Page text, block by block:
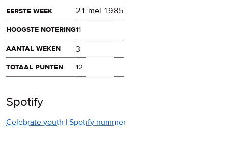
eerste week
21 mei 1985
hoogste notering11
aantal weken
3
totaal punten
12
Spotify
Celebrate youth | Spotify nummer